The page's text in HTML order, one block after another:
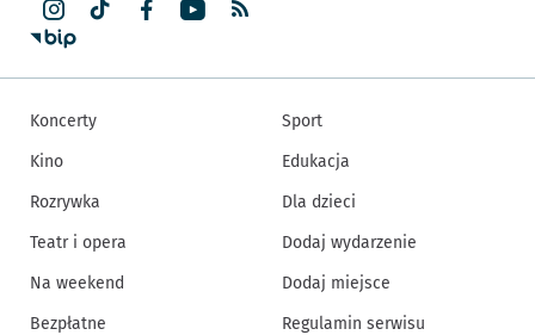
Koncerty
Kino
Rozrywka
Teatr i opera
Na weekend
Bezpłatne
Sport
Edukacja
Dla dzieci
Dodaj wydarzenie
Dodaj miejsce
Regulamin serwisu